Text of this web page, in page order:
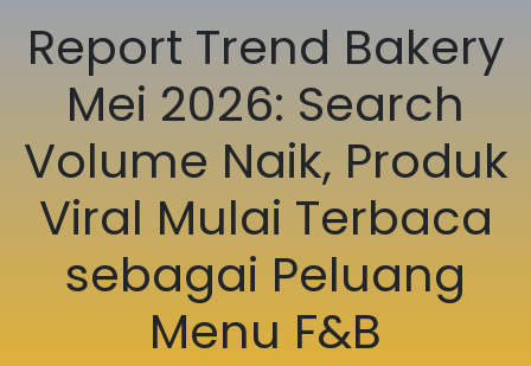
Report Trend Bakery
Mei 2026: Search
Volume Naik, Produk
Viral Mulai Terbaca
sebagai Peluang
Menu F&B